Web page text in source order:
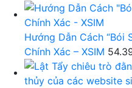
Hướng Dẫn Cách “Bói
Chính Xác – XSIM